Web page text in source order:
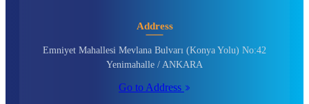
Address
Emniyet Mahallesi Mevlana Bulvarı (Konya Yolu) No:42
Yenimahalle / ANKARA
Go to Address